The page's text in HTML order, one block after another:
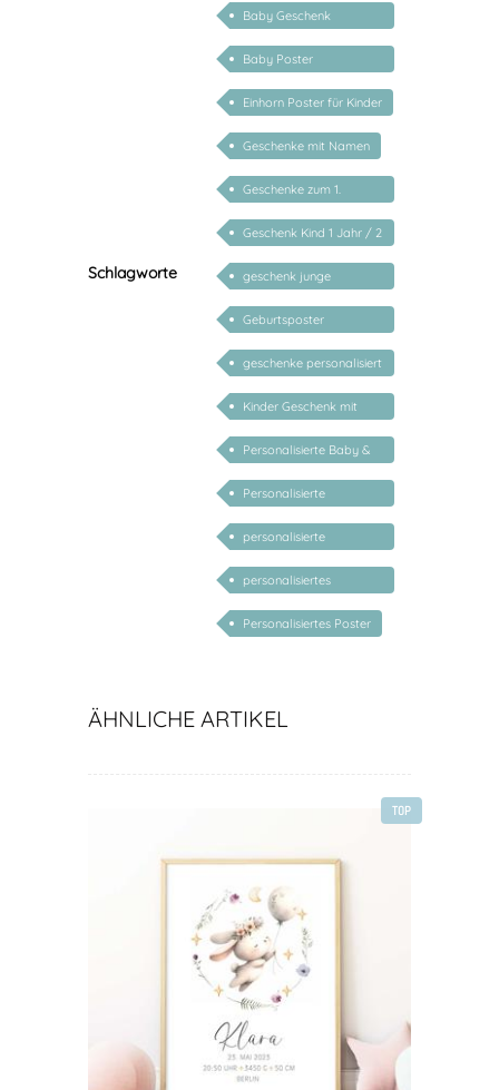
Schlagworte
Baby Geschenk
personalisiert
Baby Poster
personalisiert
Einhorn Poster für Kinder
Geschenke mit Namen
Geschenke zum 1.
Geburtstag
Geschenk Kind 1 Jahr / 2
Jahre / 3 Jahre
geschenk junge
mädchen
Geburtsposter
personalisiert mit Name
geschenke personalisiert
kinder
Kinder Geschenk mit
Namen
Personalisierte Baby &
Kind Geschenke
Personalisierte
Kindergeschenke
personalisierte
Geschenke für Baby
personalisiertes
Geburtsposter
Personalisiertes Poster
ÄHNLICHE ARTIKEL
TOP